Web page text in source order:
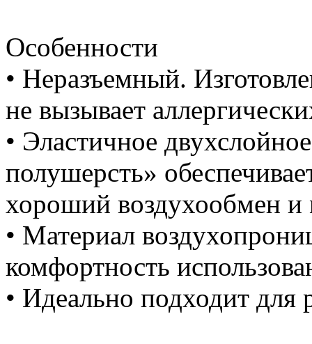
Особенности
• Неразъемный.
не вызывает
• Эластичное
полушерсть»
хороший воздухообмен и
• Материал
комфортность
• Идеально подходит для